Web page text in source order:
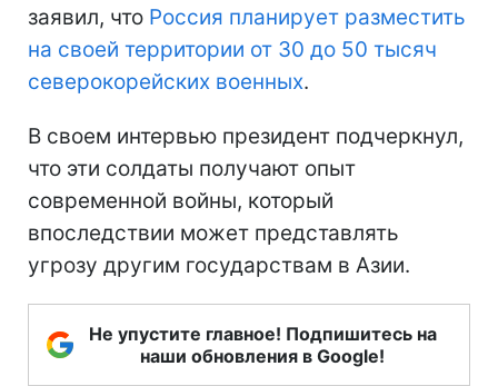
заявил, что Россия планирует разместить
на своей территории от 30 до 50 тысяч
северокорейских военных.
В своем интервью президент подчеркнул,
что эти солдаты получают опыт
современной войны, который
впоследствии может представлять
угрозу другим государствам в Азии.
Не упустите главное! Подпишитесь на
наши обновления в Google!